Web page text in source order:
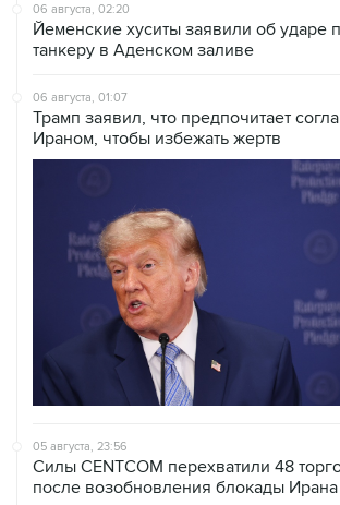
06 августа, 02:20
Йеменские хуситы заявили об ударе
танкеру в Аденском заливе
06 августа, 01:07
Трамп заявил, что предпочитает
Ираном, чтобы избежать жертв
05 августа, 23:56
Силы CENTCOM перехватили 48
после возобновления блокады Ирана